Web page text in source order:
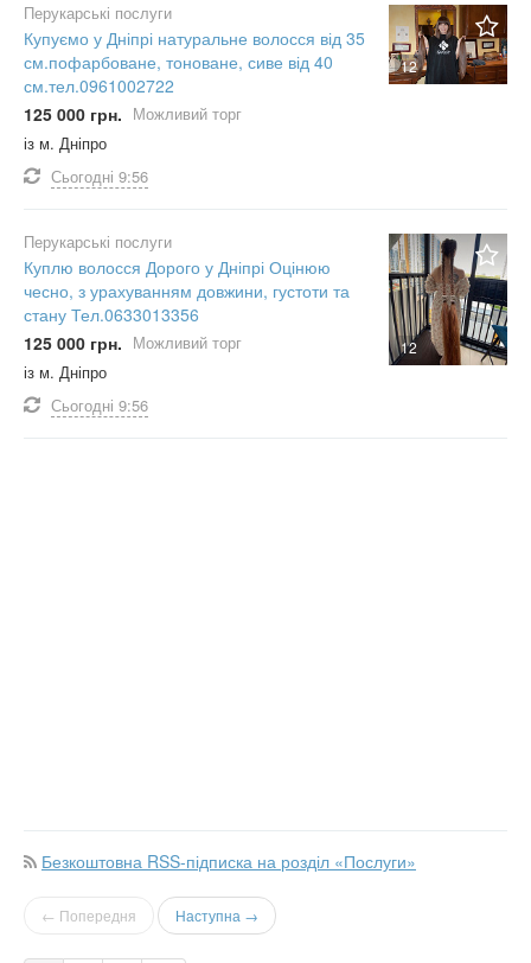
12
Перукарські послуги
Купуємо у Дніпрі натуральне волосся від 35
см.пофарбоване, тоноване, сиве від 40
см.тел.0961002722
125 000 грн. Можливий торг
із м. Дніпро
Сьогодні 9:56
12
Перукарські послуги
Куплю волосся Дорого у Дніпрі Оцінюю
чесно, з урахуванням довжини, густоти та
стану Тел.0633013356
125 000 грн. Можливий торг
із м. Дніпро
Сьогодні 9:56
Безкоштовна RSS-підписка на розділ «Послуги»
← Попередня Наступна →